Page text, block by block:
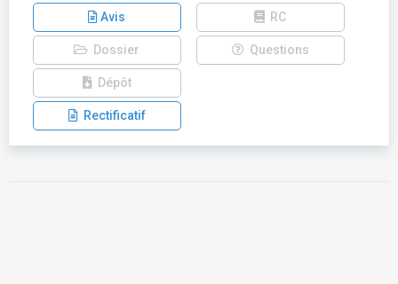
Avis RC
Dossier Questions
Dépôt
Rectificatif